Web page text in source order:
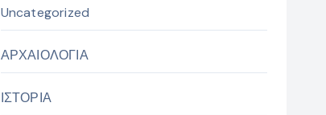
Uncategorized
ΑΡΧΑΙΟΛΟΓΙΑ
ΙΣΤΟΡΙΑ